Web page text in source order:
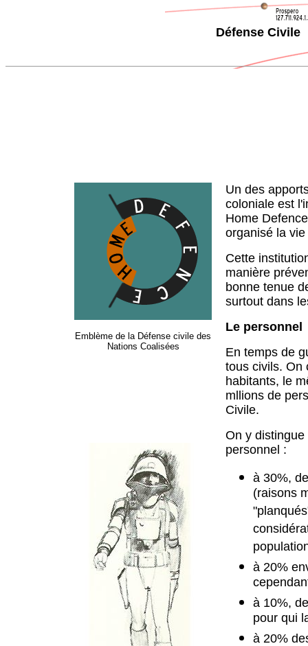
Défense Civile
Emblème de la Défense civile des
Nations Coalisées
Un des
coloniale est
Home
organisé la
Cette
manière
bonne tenue
surtout dans
Le personnel
En temps de
tous civils. On
habitants, le
mllions de
Civile.
On y
personnel :
à 30%,
(raisons
à 20%
à 10%,
pour qui
à 20%